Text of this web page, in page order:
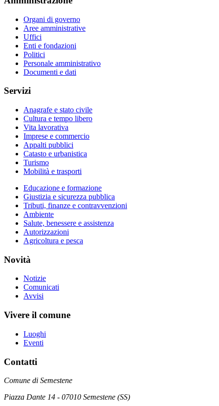
Organi di governo
Aree amministrative
Uffici
Enti e fondazioni
Politici
Personale amministrativo
Documenti e dati
Servizi
Anagrafe e stato civile
Cultura e tempo libero
Vita lavorativa
Imprese e commercio
Appalti pubblici
Catasto e urbanistica
Turismo
Mobilità e trasporti
Educazione e formazione
Giustizia e sicurezza pubblica
Tributi, finanze e contravvenzioni
Ambiente
Salute, benessere e assistenza
Autorizzazioni
Agricoltura e pesca
Novità
Notizie
Comunicati
Avvisi
Vivere il comune
Luoghi
Eventi
Contatti
Comune di Semestene
Piazza Dante 14 - 07010 Semestene (SS)